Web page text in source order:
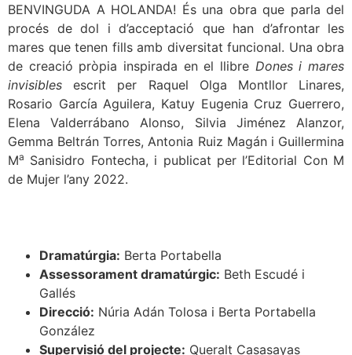
BENVINGUDA A HOLANDA! És una obra que parla del
procés de dol i d’acceptació que han d’afrontar les
mares que tenen fills amb diversitat funcional. Una obra
de creació pròpia inspirada en el llibre Dones i mares
invisiblesescrit per Raquel Olga Montllor Linares,
Rosario García Aguilera, Katuy Eugenia Cruz Guerrero,
Elena Valderrábano Alonso, Silvia Jiménez Alanzor,
Gemma Beltrán Torres, Antonia Ruiz Magán i Guillermina
Ma Sanisidro Fontecha, i publicat per l’Editorial Con M
de Mujer l’any 2022.
Dramatúrgia: Berta Portabella
Assessorament dramatúrgic: Beth Escudé i
Gallés
Direcció: Núria Adán Tolosa i Berta Portabella
González
Supervisió del projecte: Queralt Casasayas